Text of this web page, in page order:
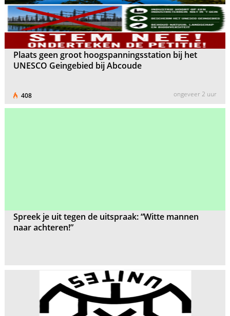
Plaats geen groot hoogspanningsstation bij het
UNESCO Geingebied bij Abcoude
408 ongeveer 2 uur
Spreek je uit tegen de uitspraak: “Witte mannen
naar achteren!”